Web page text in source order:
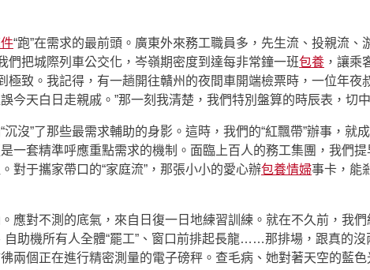
“跑”在需求的最前頭。廣東外來務工職員多，先生流、投親流
們把城際列車公交化，岑嶺期密度到達每非常鐘一班包養 ，讓乘
極致。我記得，有一趟開往贛州的夜間車開端檢票時，一位年
今天白日走親戚。”那一刻我清楚，我們特別盤算的時辰表，切
沒”了那些最需求輔助的身影。這時，我們的“紅飄帶”辦事，就
一套精準呼應重點需求的機制。面臨上百人的務工集團，我們
對于攜家帶口的“家庭流”，那張小小的愛心辦包養情婦事卡，能
應對不測的底氣，來自日復一日地練習訓練。就在不久前，我
助機所有人全體“罷工”、窗口前排起長龍……那排場，跟真的
兩個正在進行精密測量的電子磅秤。查毛病、她對著天空的藍